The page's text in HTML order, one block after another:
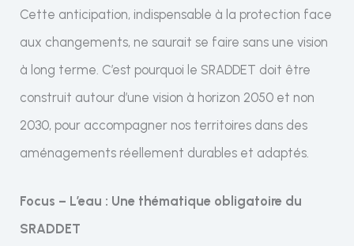
Cette anticipation, indispensable à la protection face
aux changements, ne saurait se faire sans une vision
à long terme. C’est pourquoi le SRADDET doit être
construit autour d’une vision à horizon 2050 et non
2030, pour accompagner nos territoires dans des
aménagements réellement durables et adaptés.
Focus – L’eau : Une thématique obligatoire du
SRADDET